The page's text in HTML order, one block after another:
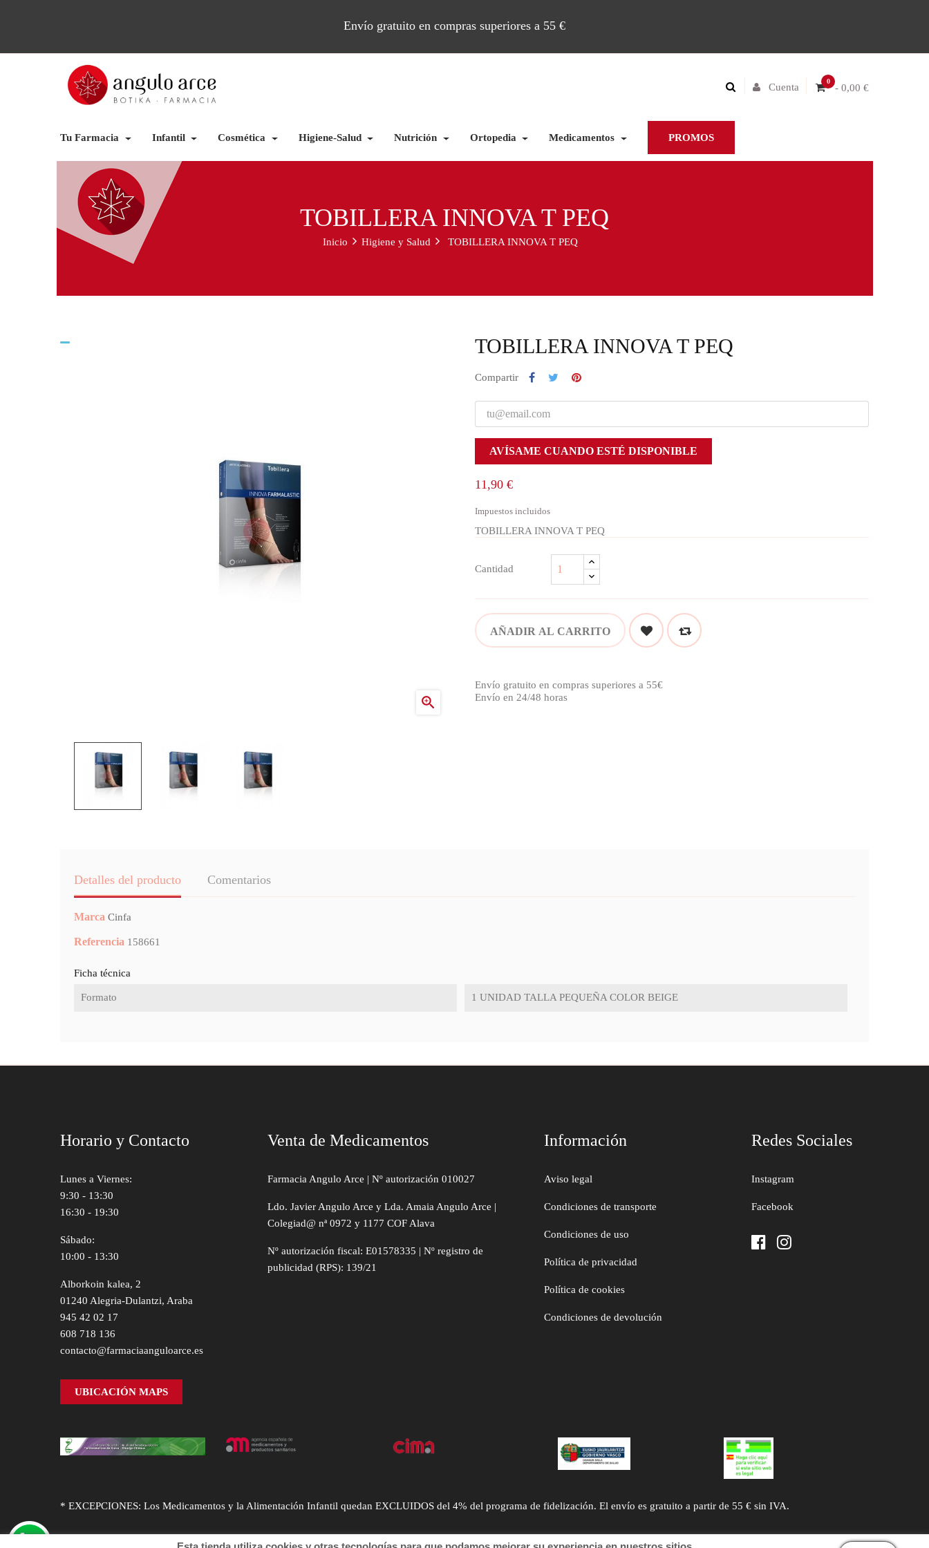
Envío gratuito en compras superiores a 55 €
0
- 0,00 €
Cuenta
Tu Farmacia Infantil Cosmética Higiene-Salud Nutrición Ortopedia Medicamentos PROMOS
TOBILLERA INNOVA T PEQ
Inicio Higiene y Salud TOBILLERA INNOVA T PEQ

TOBILLERA INNOVA T PEQ
Compartir
AVÍSAME CUANDO ESTÉ DISPONIBLE
11,90 €
Impuestos incluidos
TOBILLERA INNOVA T PEQ
Cantidad
AÑADIR AL CARRITO
Envío gratuito en compras superiores a 55€
Envío en 24/48 horas
Detalles del producto Comentarios
Marca Cinfa
Referencia 158661
Ficha técnica
Formato 1 UNIDAD TALLA PEQUEÑA COLOR BEIGE
Horario y Contacto
Lunes a Viernes:
9:30 - 13:30
16:30 - 19:30
Sábado:
10:00 - 13:30
Alborkoin kalea, 2
01240 Alegria-Dulantzi, Araba
945 42 02 17
608 718 136
contacto@farmaciaanguloarce.es
UBICACIÓN MAPS
Venta de Medicamentos
Farmacia Angulo Arce | Nº autorización 010027
Ldo. Javier Angulo Arce y Lda. Amaia Angulo Arce |
Colegiad@ nª 0972 y 1177 COF Alava
Nº autorización fiscal: E01578335 | Nº registro de
publicidad (RPS): 139/21
Información
Aviso legal
Condiciones de transporte
Condiciones de uso
Política de privacidad
Política de cookies
Condiciones de devolución
Redes Sociales
Instagram
Facebook
* EXCEPCIONES: Los Medicamentos y la Alimentación Infantil quedan EXCLUIDOS del 4% del programa de fidelización. El envío es gratuito a partir de 55 € sin IVA.